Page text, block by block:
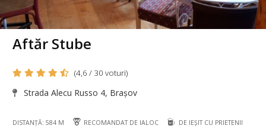
Aftăr Stube
(4,6 / 30 voturi)
Strada Alecu Russo 4, Brașov
DISTANȚĂ: 584 M RECOMANDAT DE IALOC DE IEȘIT CU PRIETENII